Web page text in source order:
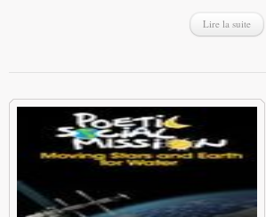
Lire la suite